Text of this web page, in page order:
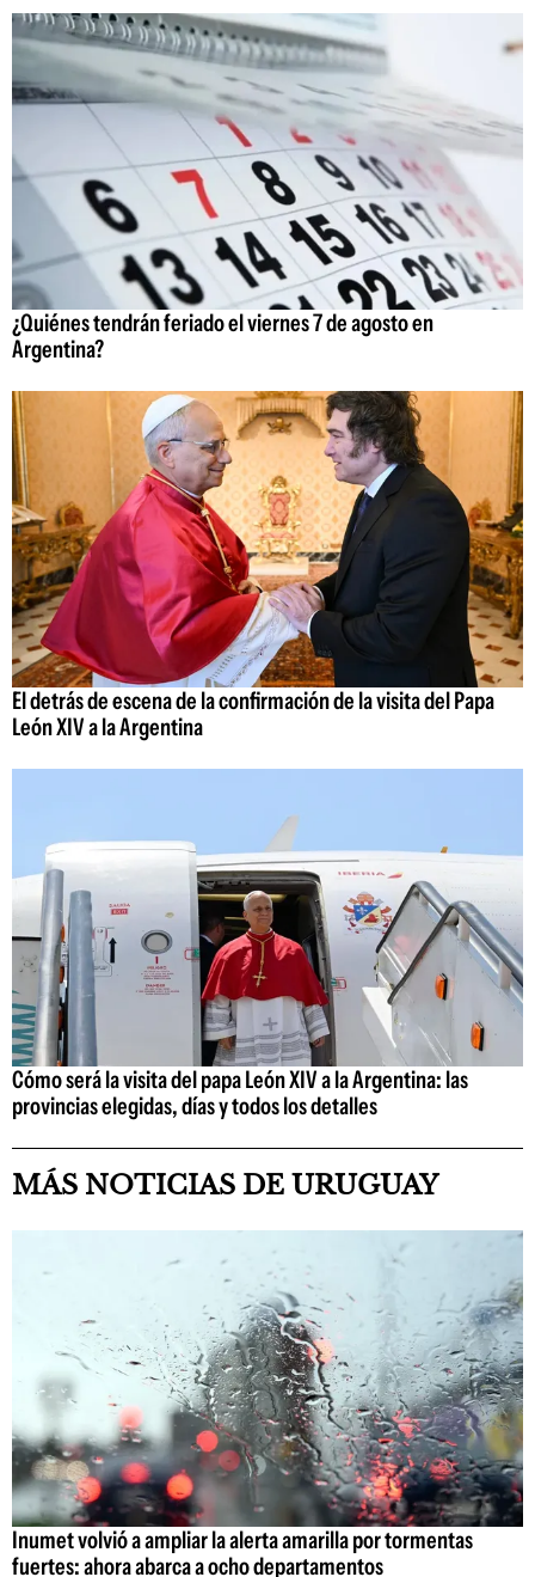
¿Quiénes tendrán feriado el viernes 7 de agosto en
Argentina?
El detrás de escena de la confirmación de la visita del Papa
León XIV a la Argentina
Cómo será la visita del papa León XIV a la Argentina: las
provincias elegidas, días y todos los detalles
MÁS NOTICIAS DE URUGUAY
Inumet volvió a ampliar la alerta amarilla por tormentas
fuertes: ahora abarca a ocho departamentos